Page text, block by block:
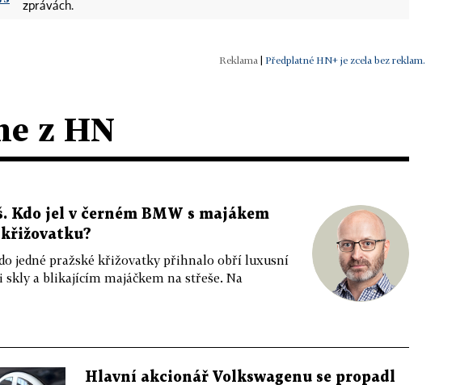
zprávách.
Předplatné HN+ je zcela bez reklam.
z HN
Kdo jel v černém BMW s majákem
křižovatku?
jedné pražské křižovatky přihnalo obří luxusní
skly a blikajícím majáčkem na střeše. Na
Hlavní akcionář Volkswagenu se propadl